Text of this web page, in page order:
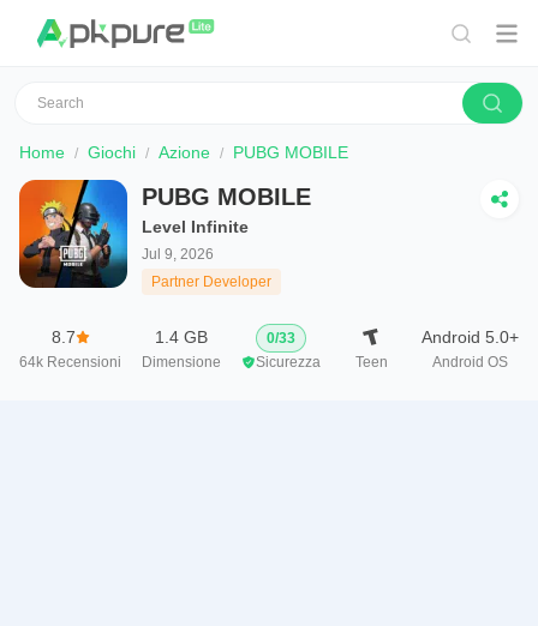
Home Giochi Azione PUBG MOBILE
PUBG MOBILE
Level Infinite
Jul 9, 2026
Partner Developer
8.7
64k Recensioni
1.4 GB
Dimensione
0/33
Sicurezza
Teen
Android 5.0+
Android OS